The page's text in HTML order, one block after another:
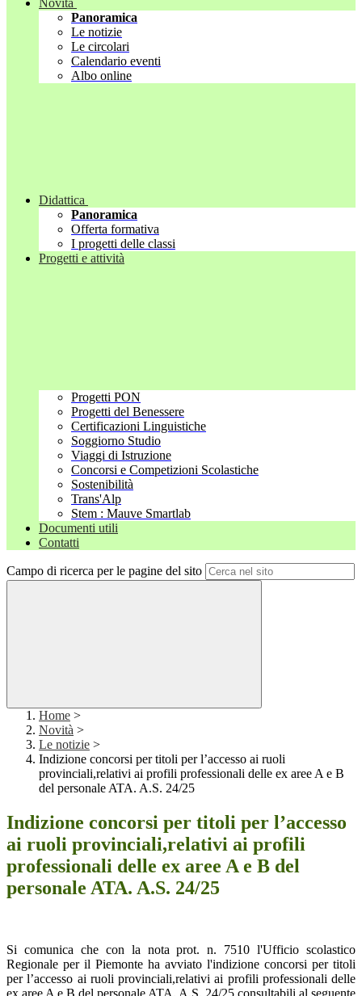
Novità
Panoramica
Le notizie
Le circolari
Calendario eventi
Albo online
Didattica
Panoramica
Offerta formativa
I progetti delle classi
Progetti e attività
Progetti PON
Progetti del Benessere
Certificazioni Linguistiche
Soggiorno Studio
Viaggi di Istruzione
Concorsi e Competizioni Scolastiche
Sostenibilità
Trans'Alp
Stem : Mauve Smartlab
Documenti utili
Contatti
Campo di ricerca per le pagine del sito
Home >
Novità >
Le notizie >
Indizione concorsi per titoli per l’accesso ai ruoli
provinciali,relativi ai profili professionali delle ex aree A e B
del personale ATA. A.S. 24/25
Indizione concorsi per titoli per l’accesso
ai ruoli provinciali,relativi ai profili
professionali delle ex aree A e B del
personale ATA. A.S. 24/25
Si comunica che con la nota prot. n. 7510 l'Ufficio scolastico
Regionale per il Piemonte ha avviato l'indizione concorsi per titoli
per l’accesso ai ruoli provinciali,relativi ai profili professionali delle